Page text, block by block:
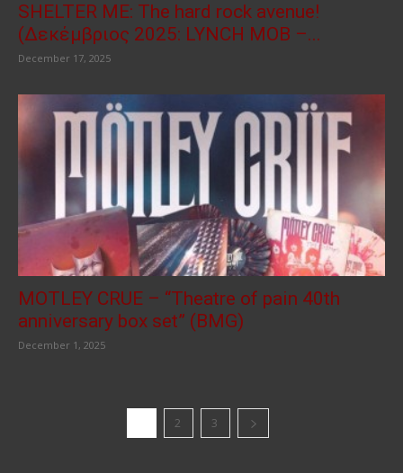
SHELTER ME: The hard rock avenue!
(Δεκέμβριος 2025: LYNCH MOB –...
December 17, 2025
MOTLEY CRUE – “Theatre of pain 40th
anniversary box set” (BMG)
December 1, 2025
2 3